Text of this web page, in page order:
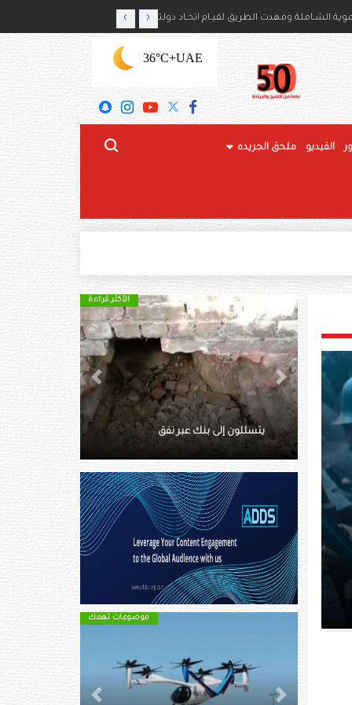
بذكرى استقلال بلديهما ‹ ›
UAE
+36°C
الفيديو ملحق الجريده
الأكثر قراءة الأكثر قراءة
ماتت وسط الثلوج.. توثق آخر
لحظاتها بفيديو
Previous
Next
موضوعات تهمك